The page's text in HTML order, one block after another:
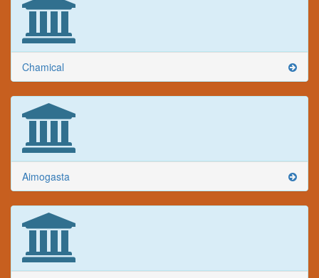
Chamical
Aimogasta